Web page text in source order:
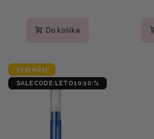
produktu
hviezdičiek.
Do košíka
Výpredaj
SALECODE:LETO10:10:%